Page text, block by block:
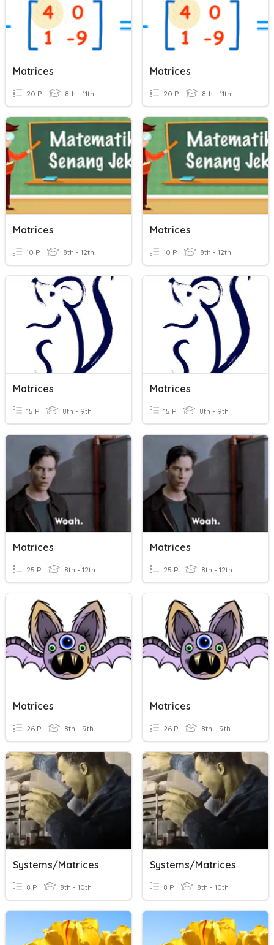
Matrices
20 P 8th - 11th
Matrices
20 P 8th - 11th
Matrices
10 P 8th - 12th
Matrices
10 P 8th - 12th
Matrices
15 P 8th - 9th
Matrices
15 P 8th - 9th
Matrices
25 P 8th - 12th
Matrices
25 P 8th - 12th
Matrices
26 P 8th - 9th
Matrices
26 P 8th - 9th
Systems/Matrices
8 P 8th - 10th
Systems/Matrices
8 P 8th - 10th